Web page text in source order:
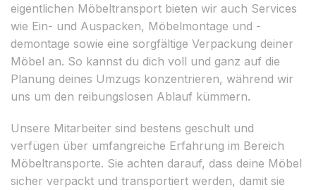
eigentlichen Möbeltransport bieten wir auch Services
wie Ein- und Auspacken, Möbelmontage und -
demontage sowie eine sorgfältige Verpackung deiner
Möbel an. So kannst du dich voll und ganz auf die
Planung deines Umzugs konzentrieren, während wir
uns um den reibungslosen Ablauf kümmern.
Unsere Mitarbeiter sind bestens geschult und
verfügen über umfangreiche Erfahrung im Bereich
Möbeltransporte. Sie achten darauf, dass deine Möbel
sicher verpackt und transportiert werden, damit sie